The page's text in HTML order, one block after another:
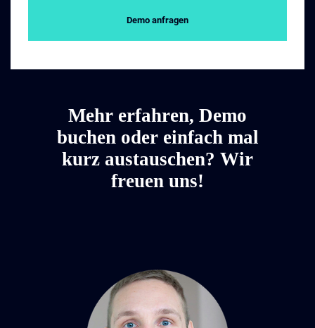
Demo anfragen
Mehr erfahren, Demo
buchen oder einfach mal
kurz austauschen? Wir
freuen uns!